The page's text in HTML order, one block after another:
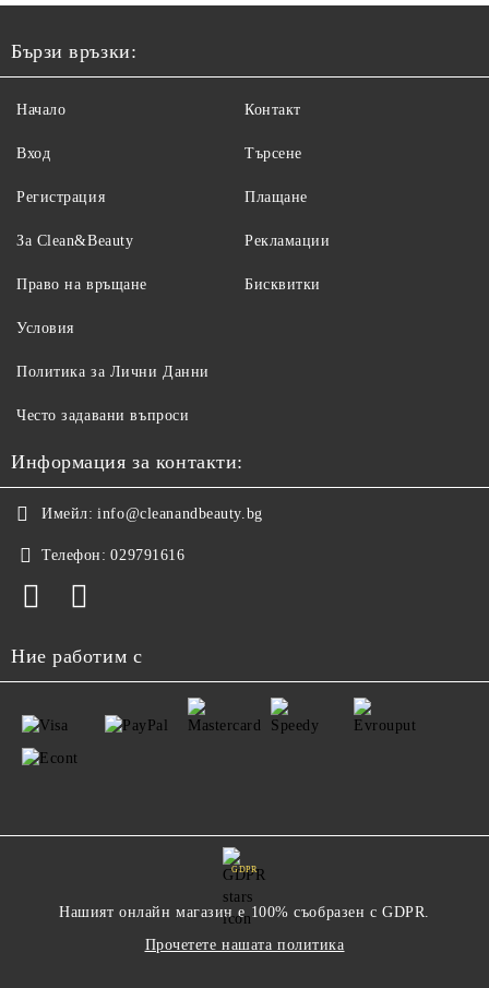
Бързи връзки:
Начало
Вход
Регистрация
За Clean&Beauty
Контакт
Търсене
Плащане
Рекламации
Право на връщане
Условия
Политика за Лични Данни
Често задавани въпроси
Бисквитки
Информация за контакти:
Имейл: info@cleanandbeauty.bg
Телефон: 029791616
Ние работим с
GDPR
Нашият онлайн магазин е 100% съобразен с GDPR.
Прочетете нашата политика